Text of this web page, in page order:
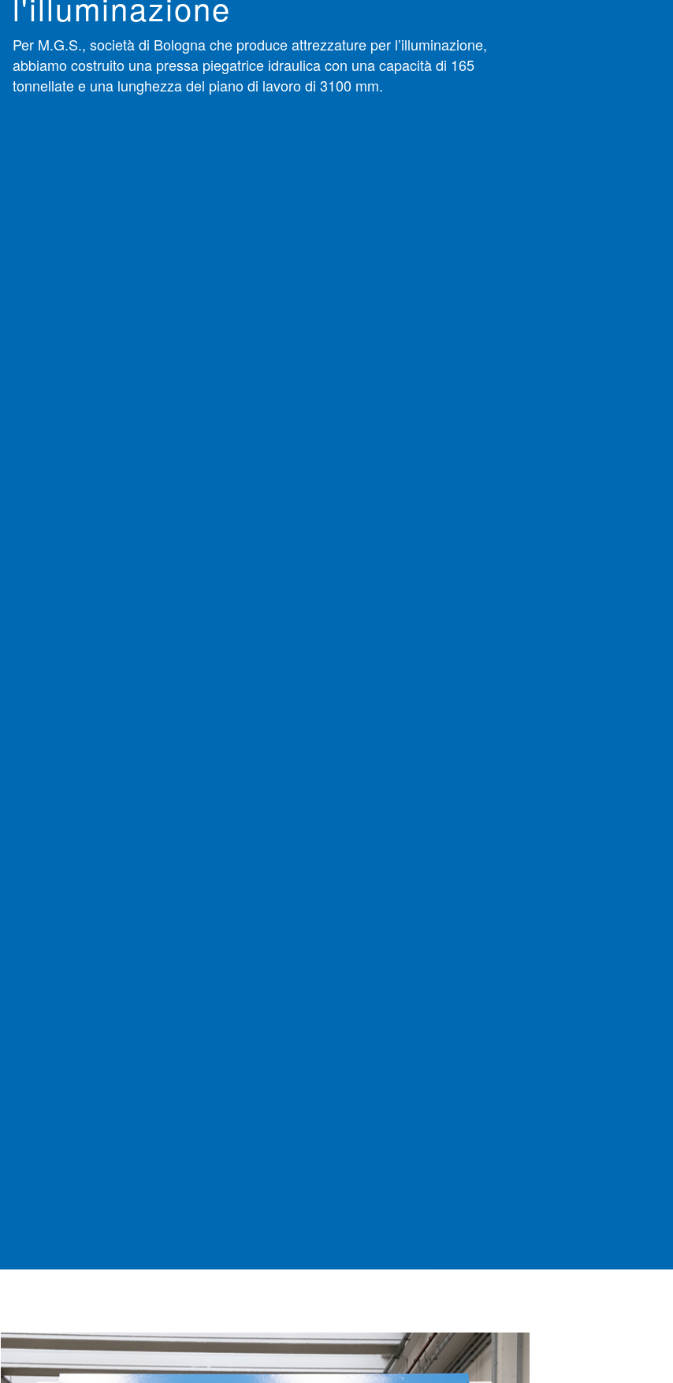
Per M.G.S., società di Bologna che produce attrezzature per l’illuminazione,
abbiamo costruito una pressa piegatrice idraulica con una capacità di 165
tonnellate e una lunghezza del piano di lavoro di 3100 mm.